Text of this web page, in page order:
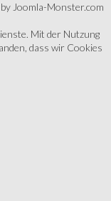
by Joomla-Monster.com
Mit der Nutzung
dass wir Cookies